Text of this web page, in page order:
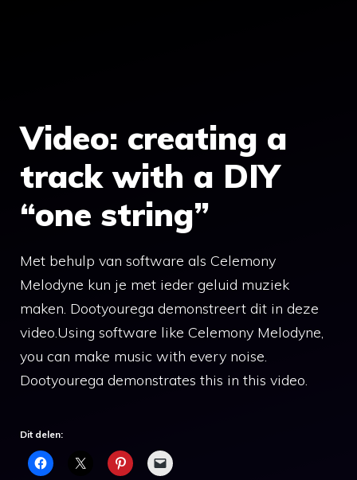
Video: creating a
track with a DIY
“one string”
Met behulp van software als Celemony
Melodyne kun je met ieder geluid muziek
maken. Dootyourega demonstreert dit in deze
video.Using software like Celemony Melodyne,
you can make music with every noise.
Dootyourega demonstrates this in this video.
Dit delen: